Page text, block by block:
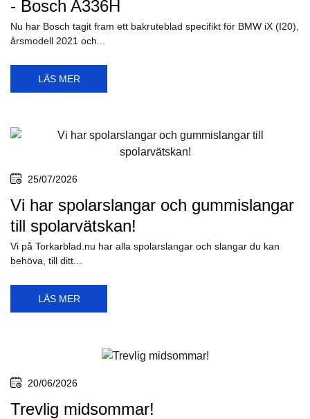
- Bosch A336H
Nu har Bosch tagit fram ett bakruteblad specifikt för BMW iX (I20),
årsmodell 2021 och...
LÄS MER
25/07/2026
Vi har spolarslangar och gummislangar
till spolarvätskan!
Vi på Torkarblad.nu har alla spolarslangar och slangar du kan
behöva, till ditt...
LÄS MER
20/06/2026
Trevlig midsommar!